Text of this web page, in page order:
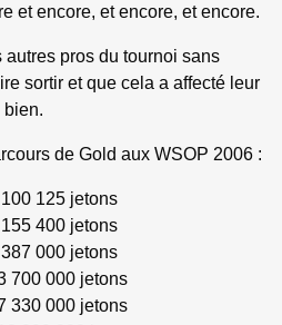
et encore, et encore, et encore.
pros du tournoi sans
sortir et que cela a affecté leur
de Gold aux WSOP 2006 :
125 jetons
400 jetons
000 jetons
700 000 jetons
330 000 jetons